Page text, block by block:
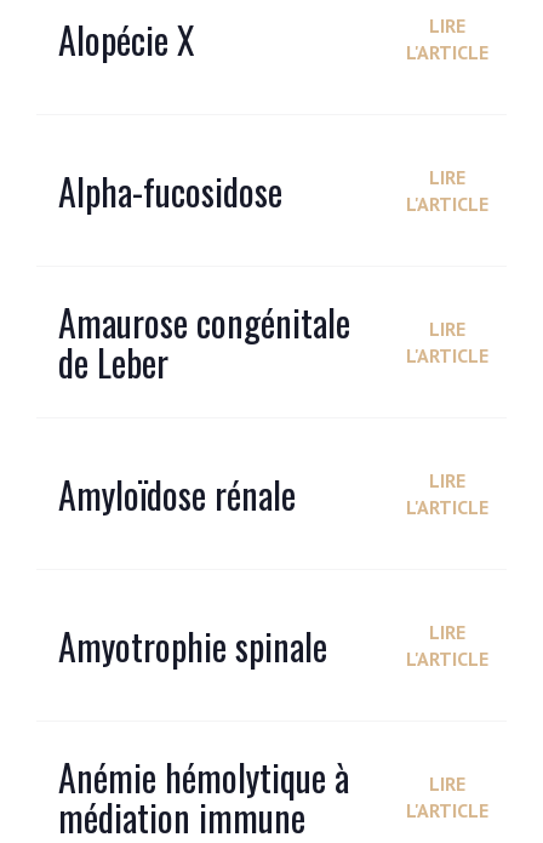
Alopécie X
LIRE
L'ARTICLE
Alpha-fucosidose
LIRE
L'ARTICLE
Amaurose congénitale
de Leber
LIRE
L'ARTICLE
Amyloïdose rénale
LIRE
L'ARTICLE
Amyotrophie spinale
LIRE
L'ARTICLE
Anémie hémolytique à
médiation immune
LIRE
L'ARTICLE